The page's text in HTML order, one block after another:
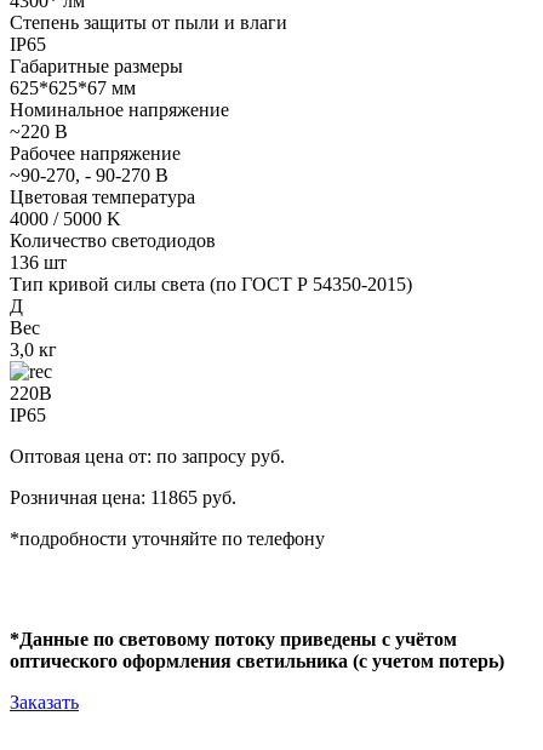
Степень защиты от пыли и влаги
IP65
Габаритные размеры
625*625*67 мм
Номинальное напряжение
~220 В
Рабочее напряжение
~90-270, - 90-270 В
Цветовая температура
4000 / 5000 K
Количество светодиодов
136 шт
Тип кривой силы света (по ГОСТ Р 54350-2015)
Д
Вес
3,0 кг
220В
IP65
Оптовая цена от: по запросу руб.
Розничная цена: 11865 руб.
*подробности уточняйте по телефону
*Данные по световому потоку приведены с учётом
оптического оформления светильника (с учетом потерь)
Заказать